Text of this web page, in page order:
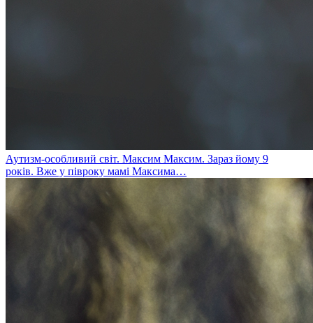
Аутизм-особливий світ. Максим Максим. Зараз йому 9
років. Вже у півроку мамі Максима…